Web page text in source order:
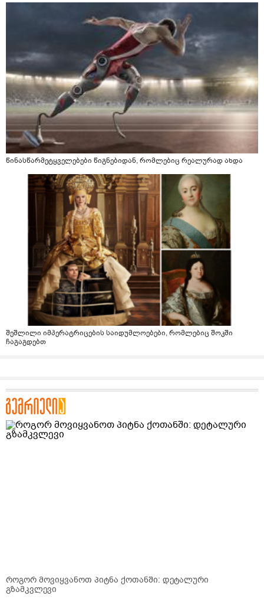
წინასწარმეტყველებები წიგნებიდან, რომლებიც რეალურად ახდა
შეშლილი იმპერატრიცების საიდუმლოებები, რომლებიც შოკში
ჩაგაგდებთ
როგორ მოვიყვანოთ პიტნა ქოთანში: დეტალური
გზამკვლევი